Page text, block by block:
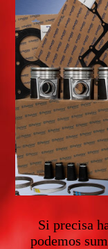
Si precisa
podemos